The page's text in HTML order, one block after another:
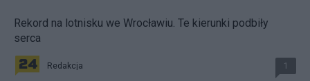
Rekord na lotnisku we Wrocławiu. Te kierunki podbiły
serca
Redakcja 1